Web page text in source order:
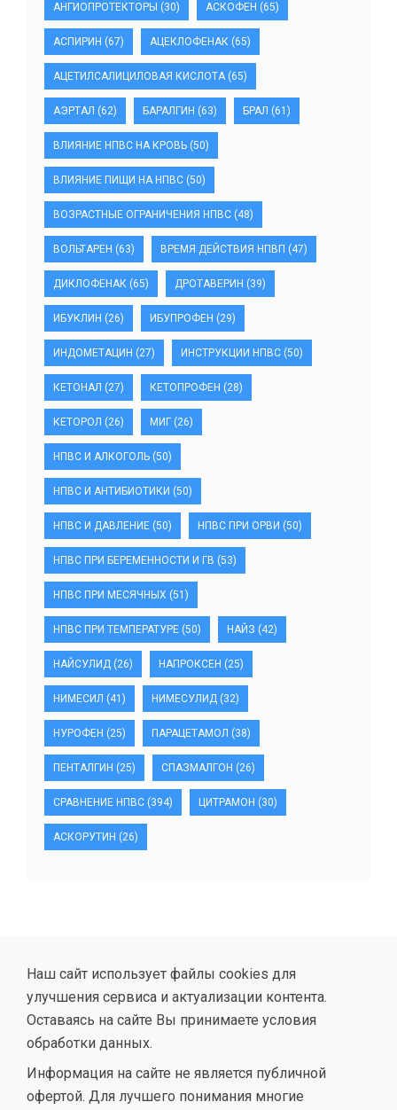
АНГИОПРОТЕКТОРЫ (30) АСКОФЕН (65)
АСПИРИН (67) АЦЕКЛОФЕНАК (65)
АЦЕТИЛСАЛИЦИЛОВАЯ КИСЛОТА(65)
АЭРТАЛ (62) БАРАЛГИН (63) БРАЛ (61)
ВЛИЯНИЕ НПВС НА КРОВЬ (50)
ВЛИЯНИЕ ПИЩИ НА НПВС (50)
ВОЗРАСТНЫЕ ОГРАНИЧЕНИЯ НПВС (48)
ВОЛЬТАРЕН (63) ВРЕМЯ ДЕЙСТВИЯ НПВП (47)
ДИКЛОФЕНАК (65) ДРОТАВЕРИН (39)
ИБУКЛИН (26) ИБУПРОФЕН (29)
ИНДОМЕТАЦИН (27) ИНСТРУКЦИИ НПВС (50)
КЕТОНАЛ (27) КЕТОПРОФЕН (28)
КЕТОРОЛ (26) МИГ (26)
НПВС И АЛКОГОЛЬ (50)
НПВС И АНТИБИОТИКИ (50)
НПВС И ДАВЛЕНИЕ (50) НПВС ПРИ ОРВИ (50)
НПВС ПРИ БЕРЕМЕННОСТИ И ГВ (53)
НПВС ПРИ МЕСЯЧНЫХ (51)
НПВС ПРИ ТЕМПЕРАТУРЕ (50) НАЙЗ (42)
НАЙСУЛИД (26) НАПРОКСЕН (25)
НИМЕСИЛ (41) НИМЕСУЛИД (32)
НУРОФЕН (25) ПАРАЦЕТАМОЛ (38)
ПЕНТАЛГИН (25) СПАЗМАЛГОН (26)
СРАВНЕНИЕ НПВС (394) ЦИТРАМОН (30)
АСКОРУТИН (26)
Наш сайт использует файлы cookies для
улучшения сервиса и актуализации контента.
Оставаясь на сайте Вы принимаете условия
обработки данных.
Информация на сайте не является публичной
офертой. Для лучшего понимания многие